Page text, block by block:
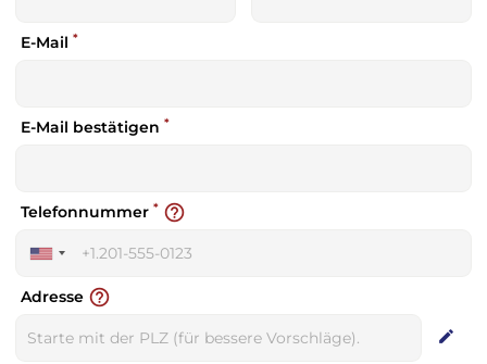
E-Mail *
E-Mail bestätigen *
United
+1
Telefonnummer * help_outline
Adresse help_outline
edit